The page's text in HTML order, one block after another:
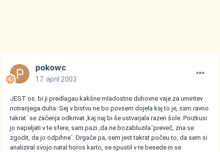
pokowc
17. april 2003
JEST os. bi ji predlagau kakšne mladostne duhovne vaje za umiritev
notranjega duha. Sej v bistvu ne bo povsem dojela kaj to je, sam ravno
takrat´ se začenja odkrivat ,kaj naj bi še ustvarjala razen šole. Poizkusi
jo napeljati v te sfere, sam pazi ,da ne bozabluzila˝preveč, zna se
zgodit, da jo odpihne´. Drgače pa, sem jest takrat počeu to, da sem si
analiziral svojo natal horos karto, se spustil v te besede in se